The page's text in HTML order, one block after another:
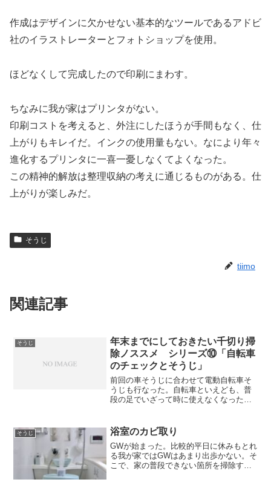
作成はデザインに欠かせない基本的なツールであるアドビ
社のイラストレーターとフォトショップを使用。
ほどなくして完成したので印刷にまわす。
ちなみに我が家はプリンタがない。
印刷コストを考えると、外注にしたほうが手間もなく、仕
上がりもキレイだ。インクの使用量もない。なにより年々
進化するプリンタに一喜一憂しなくてよくなった。
この精神的解放は整理収納の考えに通じるものがある。仕
上がりが楽しみだ。
そうじ
tiimo
関連記事
そうじ
年末までにしておきたい千切り掃
除ノススメ シリーズ⑩「自転車
のチェックとそうじ」
前回の車そうじに合わせて電動自転車そ
うじも行なった。自転車といえども、普
段の足でいざって時に使えなくなったら
はカバーをかけているのでさほど汚れが
でないが、パーツ全体に雑...
そうじ 浴室のカビ取り
GWが始まった。比較的平日に休みもとれ
る我が家ではGWはあまり出歩かない。そ
こで、家の普段できない箇所を掃除する